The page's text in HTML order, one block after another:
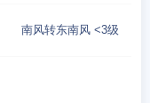
南风转东南风 <3级